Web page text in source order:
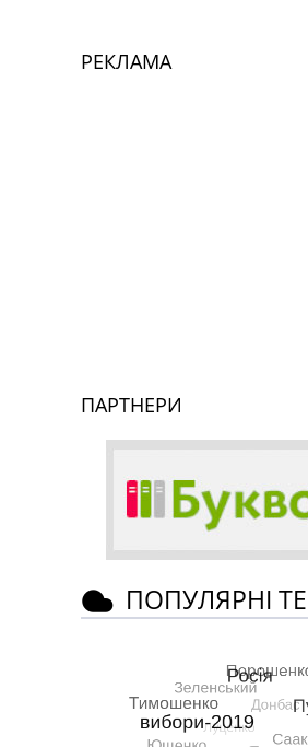
РЕКЛАМА
ПАРТНЕРИ
ПОПУЛЯРНІ